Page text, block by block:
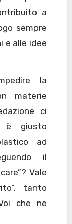
a
sempre
e alle idee
la
materie
ci
è giusto
ad
il
Vale
tanto
che ne